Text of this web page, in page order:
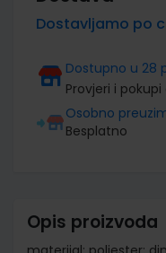
Dostavljamo po
Dostupno u 28
Provjeri i
Osobno
Besplatno
Opis proizvoda